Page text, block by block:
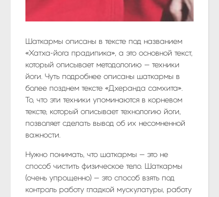
Шаткармы описаны в тексте под названием
«Хатха-йога прадипика», а это основной текст,
который описывает методологию — техники
йоги. Чуть подробнее описаны шаткармы в
более позднем тексте «Дхеранда самхита».
То, что эти техники упоминаются в корневом
тексте, который описывает технологию йоги,
позволяет сделать вывод об их несомненной
важности.
Нужно понимать, что шаткармы — это не
способ чистить физическое тело. Шаткармы
(очень упрощенно) — это способ взять под
контроль работу гладкой мускулатуры, работу